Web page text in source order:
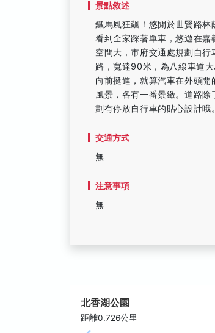
景點敘述
鐵馬風狂飆！悠閒於世賢路
看到全家踩著單車，悠遊在
空間大，市府交通處規劃自
路，寬達90米，為八線車道
向前挺進，就算汽車在外頭
風景，各有一番景緻。道路
劃有停放自行車的貼心設計
交通方式
無
注意事項
無
北香湖公園
距離0.726公里